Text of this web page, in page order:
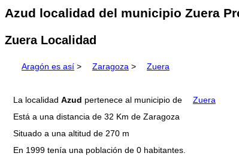
Azud localidad del municipio Zuera
Zuera Localidad
Aragón es así > Zaragoza > Zuera
La localidad Azud pertenece al municipio de
Zuera
Está a una distancia de 32 Km de Zaragoza
Situado a una altitud de 270 m
En 1999 tenía una población de 0 habitantes.